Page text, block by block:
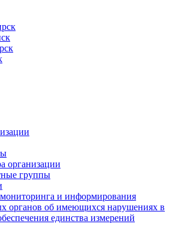
организации
группы
и информирования
органов об имеющихся нарушениях в
единства измерений